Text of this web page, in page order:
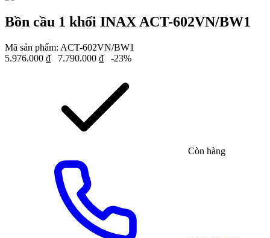
Bồn cầu 1 khối INAX ACT-602VN/BW1
Mã sản phẩm: ACT-602VN/BW1
5.976.000 ₫ 7.790.000 ₫ -23%
Còn hàng